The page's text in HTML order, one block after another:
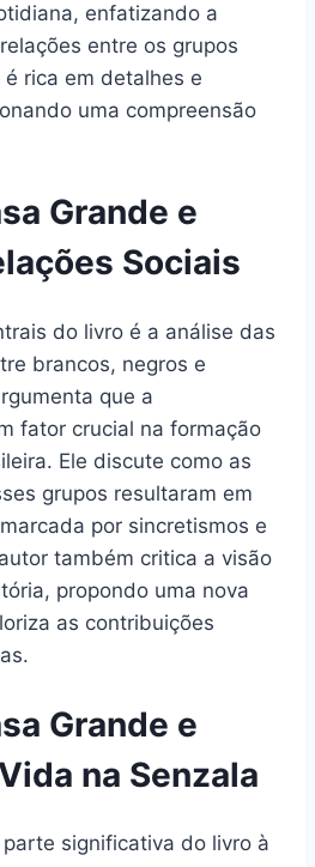
enfatizando a
entre os grupos
rica em detalhes e
uma compreensão
Grande e
Sociais
do livro é a análise das
brancos, negros e
que a
fator crucial na formação
Ele discute como as
grupos resultaram em
por sincretismos e
também critica a visão
propondo uma nova
as contribuições
Grande e
na Senzala
significativa do livro à